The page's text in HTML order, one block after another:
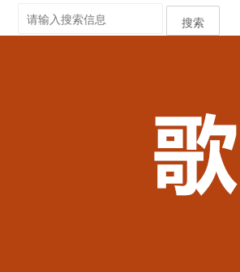
搜索